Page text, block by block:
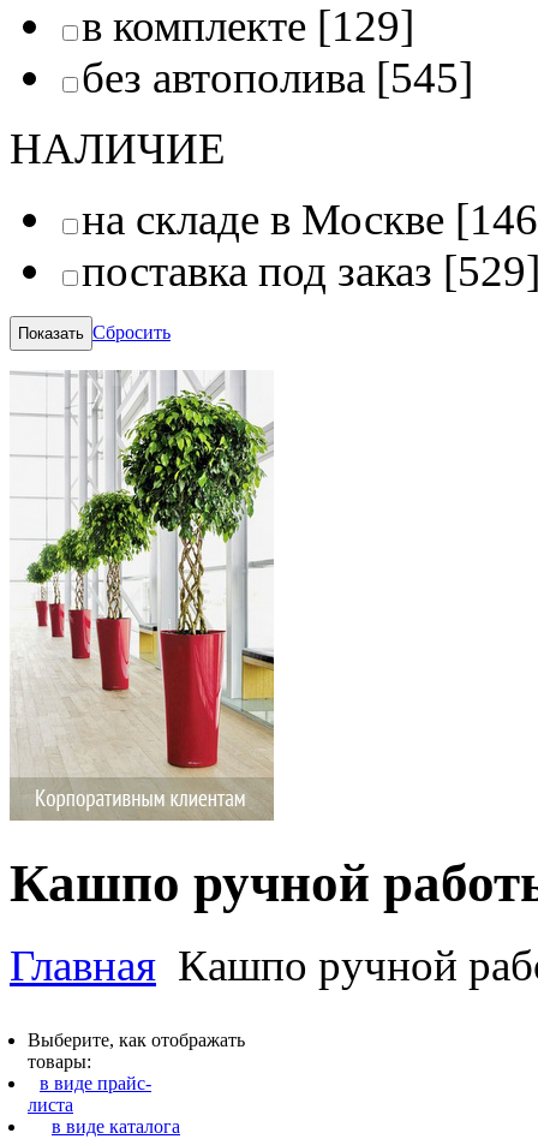
в комплекте [129]
без автополива [545]
НАЛИЧИЕ
на складе в Москве
поставка под заказ
Сбросить
Кашпо ручной
Главная Кашпо ручной
Выберите, как отображать
товары:
в виде прайс-
листа
в виде каталога